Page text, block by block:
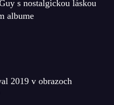
s nostalgickou láskou
albume
2019 v obrazoch